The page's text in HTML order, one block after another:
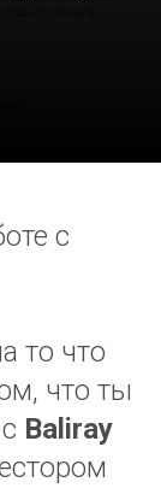
с
то что
что ты
Baliray